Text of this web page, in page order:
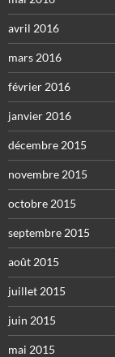
avril 2016
mars 2016
février 2016
janvier 2016
décembre 2015
novembre 2015
octobre 2015
septembre 2015
août 2015
juillet 2015
juin 2015
mai 2015